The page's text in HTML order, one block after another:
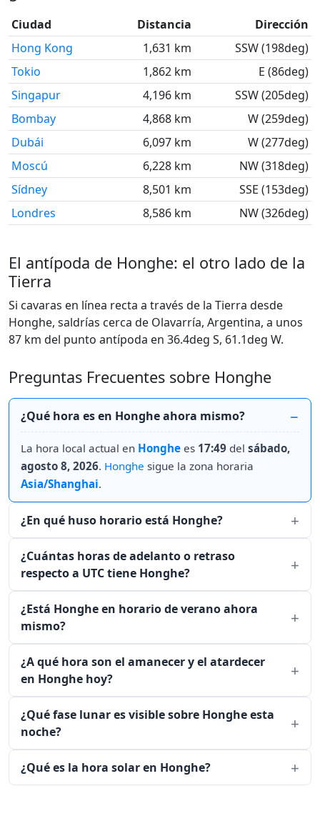
Ciudad Distancia
Dirección
Hong Kong
1,631 km
SSW (198deg)
Tokio
1,862 km
E (86deg)
Singapur
4,196 km
SSW (205deg)
Bombay
4,868 km
W (259deg)
Dubái
6,097 km
W (277deg)
Moscú
6,228 km
NW (318deg)
Sídney
8,501 km
SSE (153deg)
Londres
8,586 km NW (326deg)
El antípoda de Honghe: el otro lado de la
Tierra
Si cavaras en línea recta a través de la Tierra desde
Honghe, saldrías cerca de Olavarría, Argentina, a unos
87 km del punto antípoda en 36.4deg S, 61.1deg W.
Preguntas Frecuentes sobre Honghe
¿Qué hora es en Honghe ahora mismo?
La hora local actual en Honghe es 17:49 del sábado,
agosto 8, 2026. Honghe sigue la zona horaria
Asia/Shanghai.
¿En qué huso horario está Honghe?
¿Cuántas horas de adelanto o retraso
respecto a UTC tiene Honghe?
¿Está Honghe en horario de verano ahora
mismo?
¿A qué hora son el amanecer y el atardecer
en Honghe hoy?
¿Qué fase lunar es visible sobre Honghe esta
noche?
¿Qué es la hora solar en Honghe?